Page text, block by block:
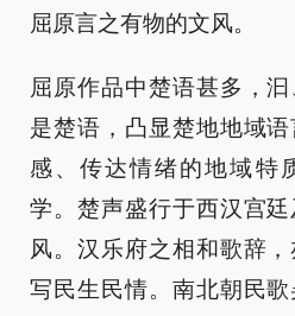
屈原言之有物的文风。
屈原作品中楚语甚多，
是楚语，凸显楚地地域
感、传达情绪的地域特
学。楚声盛行于西汉宫
风。汉乐府之相和歌辞
写民生民情。南北朝民